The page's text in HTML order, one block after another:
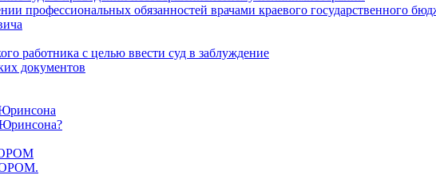
профессиональных обязанностей врачами краевого государственного
работника с целью ввести суд в заблуждение
документов